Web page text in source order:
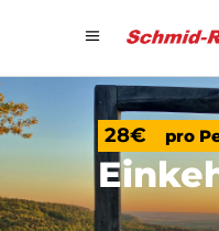
28€ pro